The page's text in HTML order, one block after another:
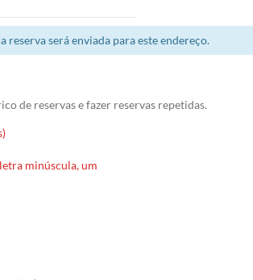
reserva será enviada para este endereço.
de reservas e fazer reservas repetidas.
minúscula, um